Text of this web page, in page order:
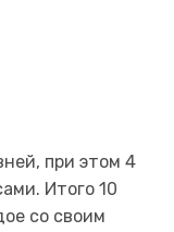
при этом 4
Итого 10
со своим